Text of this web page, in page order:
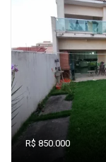
R$ 850.000